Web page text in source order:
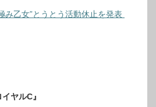
み乙女”とうとう活動休止を発表
ヤルC』